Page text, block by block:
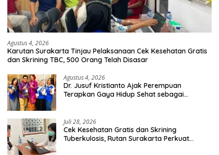
Agustus 4, 2026
Karutan Surakarta Tinjau Pelaksanaan Cek Kesehatan Gratis
dan Skrining TBC, 500 Orang Telah Disasar
Agustus 4, 2026
Dr. Jusuf Kristianto Ajak Perempuan
Terapkan Gaya Hidup Sehat sebagai
Juli 28, 2026
Cek Kesehatan Gratis dan Skrining
Tuberkulosis, Rutan Surakarta Perkuat